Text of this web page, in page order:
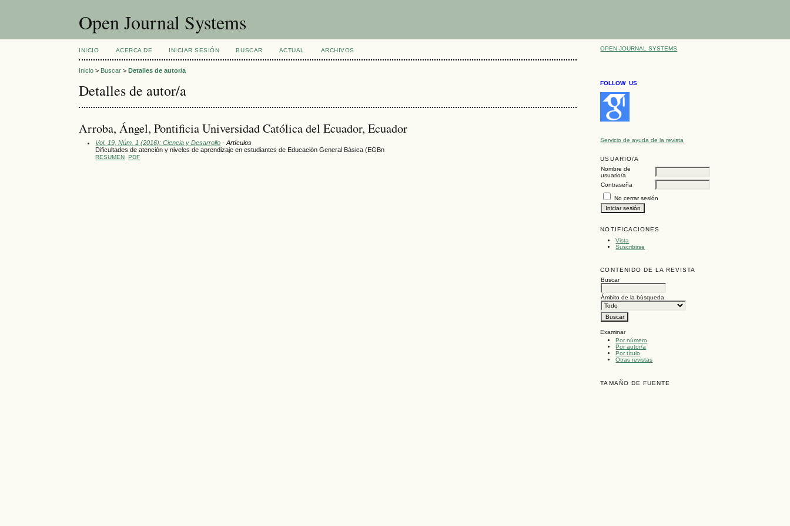
Open Journal Systems
OPEN JOURNAL SYSTEMS
FOLLOW US
Servicio de ayuda de la revista
USUARIO/A
Nombre de
usuario/a
Contraseña
No cerrar sesión
NOTIFICACIONES
Vista
Suscribirse
CONTENIDO DE LA REVISTA
Buscar
Ámbito de la búsqueda
Examinar
Por número
Por autor/a
Por título
Otras revistas
TAMAÑO DE FUENTE
INICIO ACERCA DE INICIAR SESIÓN BUSCAR ACTUAL ARCHIVOS
Inicio > Buscar >Detalles de autor/a
Detalles de autor/a
Arroba, Ángel, Pontificia Universidad Católica del Ecuador, Ecuador
Vol. 19, Núm. 1 (2016): Ciencia y Desarrollo - Artículos
Dificultades de atención y niveles de aprendizaje en estudiantes de Educación General Básica (EGBn
RESUMEN PDF